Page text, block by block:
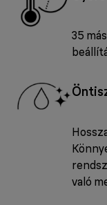
35
való